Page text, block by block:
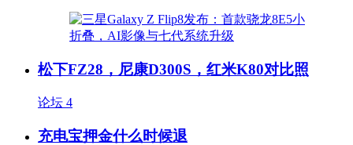
松下FZ28，尼康D300S，红米K80对比照
论坛 4
充电宝押金什么时候退